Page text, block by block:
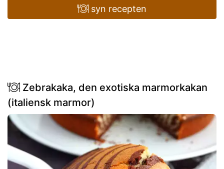
syn recepten
Zebrakaka, den exotiska marmorkakan
(italiensk marmor)